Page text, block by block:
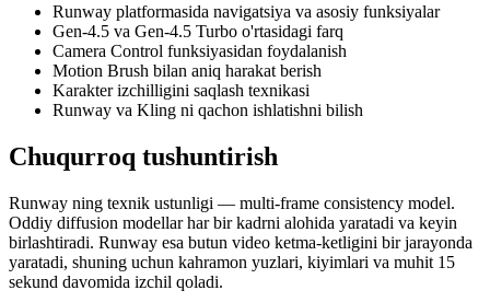
Runway platformasida navigatsiya va asosiy funksiyalar
Gen-4.5 va Gen-4.5 Turbo o'rtasidagi farq
Camera Control funksiyasidan foydalanish
Motion Brush bilan aniq harakat berish
Karakter izchilligini saqlash texnikasi
Runway va Kling ni qachon ishlatishni bilish
Chuqurroq tushuntirish
Runway ning texnik ustunligi — multi-frame consistency model.
Oddiy diffusion modellar har bir kadrni alohida yaratadi va keyin
birlashtiradi. Runway esa butun video ketma-ketligini bir jarayonda
yaratadi, shuning uchun kahramon yuzlari, kiyimlari va muhit 15
sekund davomida izchil qoladi.